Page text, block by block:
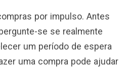
por impulso. Antes
se se realmente
um período de espera
uma compra pode ajudar